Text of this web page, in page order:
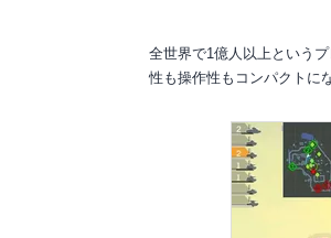
全世界で1億人以上という
性も操作性もコンパクトに